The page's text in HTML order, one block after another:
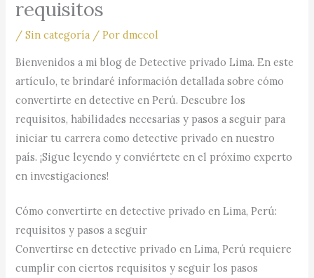
requisitos
/Sin categoría / Pordmccol
Bienvenidos a mi blog de Detective privado Lima. En este
artículo, te brindaré información detallada sobre cómo
convertirte en detective en Perú. Descubre los
requisitos, habilidades necesarias y pasos a seguir para
iniciar tu carrera como detective privado en nuestro
país. ¡Sigue leyendo y conviértete en el próximo experto
en investigaciones!
Cómo convertirte en detective privado en Lima, Perú:
requisitos y pasos a seguir
Convertirse en detective privado en Lima, Perú requiere
cumplir con ciertos requisitos y seguir los pasos